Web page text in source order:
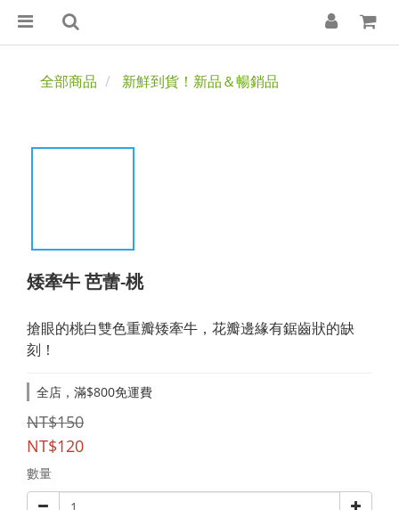
全部商品 新鮮到貨！新品＆暢銷品
矮牽牛 芭蕾-桃
搶眼的桃白雙色重瓣矮牽牛，花瓣邊緣有鋸齒狀的缺
刻！
全店，滿$800免運費
NT$150
NT$120
數量